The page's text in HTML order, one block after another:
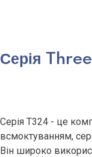
Серія
Серія T324 - це
всмоктуванням,
Він широко